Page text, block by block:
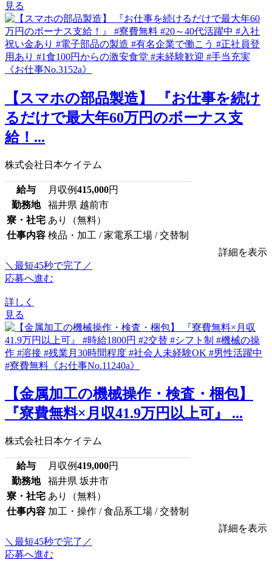
見る
【スマホの部品製造】 『お仕事を続け
るだけで最大年60万円のボーナス支
給！...
株式会社日本ケイテム
給与 月収例415,000円
勤務地
福井県 越前市
寮・社宅 あり（無料）
仕事内容 検品・加工 / 家電系工場 / 交替制
詳細を表示
＼最短45秒で完了／
応募へ進む
詳しく
見る
【金属加工の機械操作・検査・梱包】
『寮費無料×月収41.9万円以上可』 ...
株式会社日本ケイテム
給与 月収例419,000円
勤務地
福井県 坂井市
寮・社宅 あり（無料）
仕事内容 加工・操作 / 食品系工場 / 交替制
詳細を表示
＼最短45秒で完了／
応募へ進む